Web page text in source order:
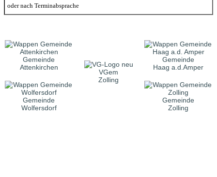
oder nach Terminabsprache
Gemeinde
Attenkirchen
VGem
Zolling
Gemeinde
Haag a.d.Amper
Gemeinde
Wolfersdorf
Gemeinde
Zolling